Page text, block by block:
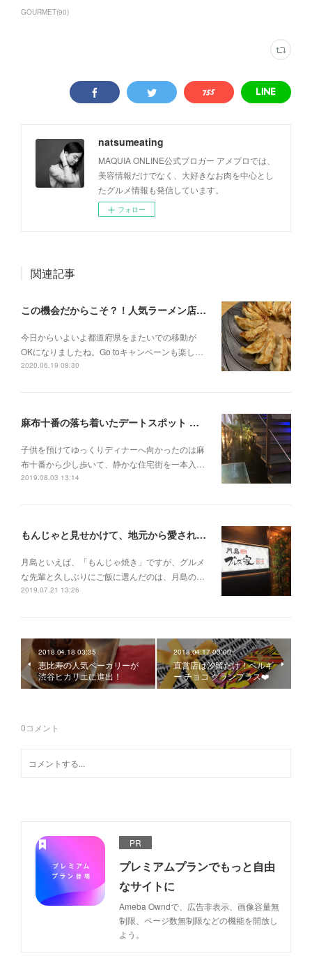
GOURMET(90)
natsumeating
MAQUIA ONLINE公式ブロガー アメブロでは、
美容情報だけでなく、大好きなお肉を中心とし
たグルメ情報も発信しています。
フォロー
関連記事
この機会だからこそ？！人気ラーメン店のお取り寄せ
今日からいよいよ都道府県をまたいでの移動が
OKになりましたね。Go toキャンペーンも楽し…
2020.06.19 08:30
麻布十番の落ち着いたデートスポット 【Courage＠麻布十番】
子供を預けてゆっくりディナーへ向かったのは麻
布十番から少し歩いて、静かな住宅街を一本入…
2019.08.03 13:14
もんじゃと見せかけて、地元から愛される焼肉店へ【ブルズ家@月島】
月島といえば、「もんじゃ焼き」ですが、グルメ
な先輩と久しぶりにご飯に選んだのは、月島の…
2019.07.21 13:26
2018.04.18 03:35
恵比寿の人気ベーカリーが
渋谷ヒカリエに進出！
2018.04.17 03:00
直営店は汐留だけ！ベルギ
ー チョコ グランプラス❤️
0コメント
PR
プレミアムプランでもっと自由
なサイトに
Ameba Owndで、広告非表示、画像容量無
制限、ページ数無制限などの機能を開放し
よう。